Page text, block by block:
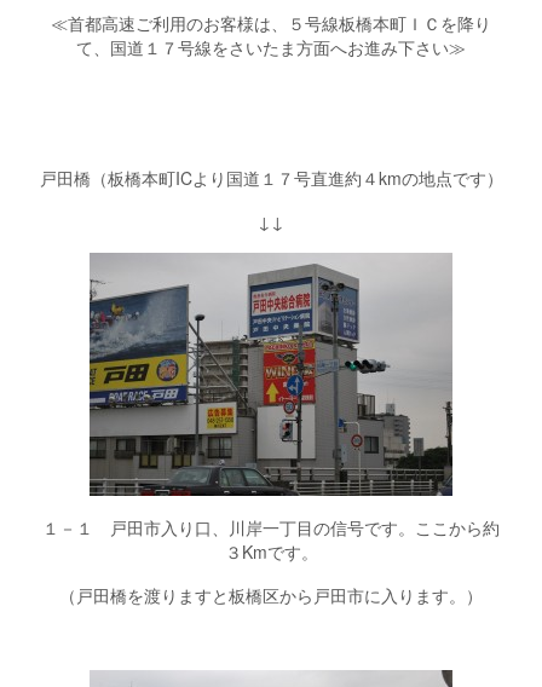
≪首都高速ご利用のお客様は、５号線板橋本町ＩＣを降り
て、国道１７号線をさいたま方面へお進み下さい≫
戸田橋（板橋本町ICより国道１７号直進約４kmの地点です）
↓↓
１－１ 戸田市入り口、川岸一丁目の信号です。ここから約
３Kmです。
（戸田橋を渡りますと板橋区から戸田市に入ります。）